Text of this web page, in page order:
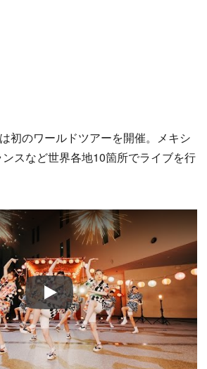
初のワールドツアーを開催。メキシ
スなど世界各地10箇所でライブを行
Play